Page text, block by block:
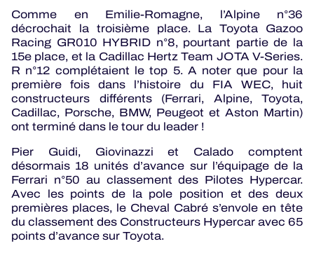
Comme en Emilie-Romagne, l’Alpine n°36
décrochait la troisième place. La Toyota Gazoo
Racing GR010 HYBRID n°8, pourtant partie de la
15e place, et la Cadillac Hertz Team JOTA V-Series.
R n°12 complétaient le top 5. A noter que pour la
première fois dans l’histoire du FIA WEC, huit
constructeurs différents (Ferrari, Alpine, Toyota,
Cadillac, Porsche, BMW, Peugeot et Aston Martin)
ont terminé dans le tour du leader !
Pier Guidi, Giovinazzi et Calado comptent
désormais 18 unités d’avance sur l’équipage de la
Ferrari n°50 au classement des Pilotes Hypercar.
Avec les points de la pole position et des deux
premières places, le Cheval Cabré s’envole en tête
du classement des Constructeurs Hypercar avec 65
points d’avance sur Toyota.